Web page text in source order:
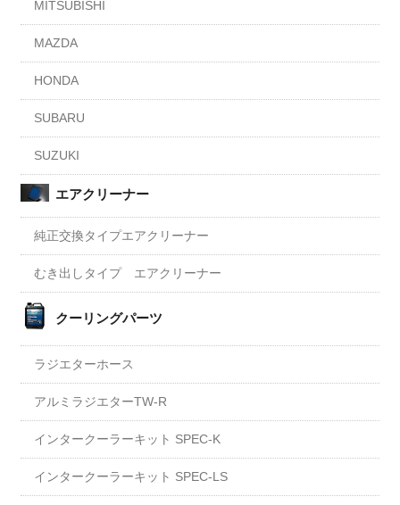
MITSUBISHI
MAZDA
HONDA
SUBARU
SUZUKI
エアクリーナー
純正交換タイプエアクリーナー
むき出しタイプ エアクリーナー
クーリングパーツ
ラジエターホース
アルミラジエターTW-R
インタークーラーキット SPEC-K
インタークーラーキット SPEC-LS